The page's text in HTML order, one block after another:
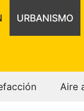
URBANISMO
Aire